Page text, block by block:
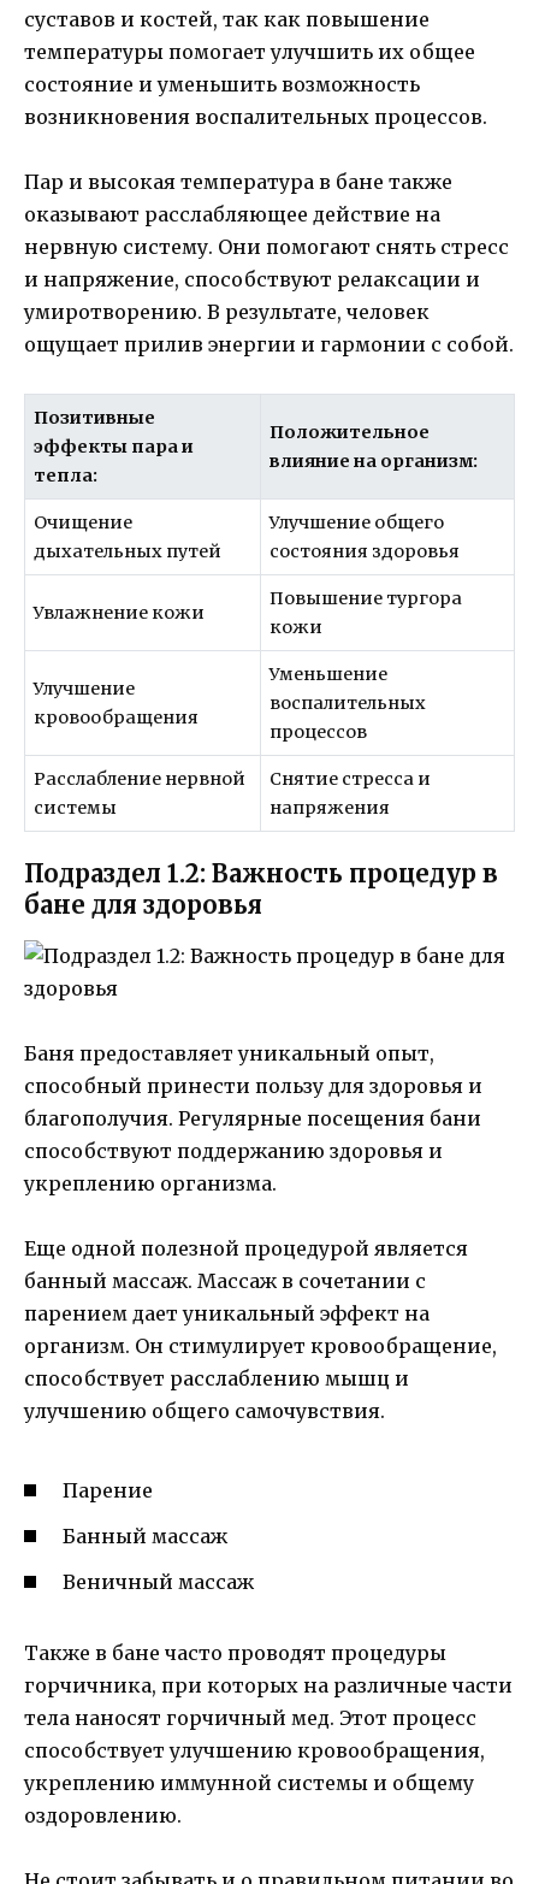
суставов и костей, так как повышение
температуры помогает улучшить их общее
состояние и уменьшить возможность
возникновения воспалительных процессов.
Пар и высокая температура в бане также
оказывают расслабляющее действие на
нервную систему. Они помогают снять стресс
и напряжение, способствуют релаксации и
умиротворению. В результате, человек
ощущает прилив энергии и гармонии с собой.
Позитивные
эффекты пара и
тепла:
Положительное
влияние на организм:
Очищение
дыхательных путей
Улучшение общего
состояния здоровья
Увлажнение кожи
Повышение тургора
кожи
Улучшение
кровообращения
Уменьшение
воспалительных
процессов
Расслабление нервной
системы
Снятие стресса и
напряжения
Подраздел 1.2: Важность процедур в
бане для здоровья
Баня предоставляет уникальный опыт,
способный принести пользу для здоровья и
благополучия. Регулярные посещения бани
способствуют поддержанию здоровья и
укреплению организма.
Еще одной полезной процедурой является
банный массаж. Массаж в сочетании с
парением дает уникальный эффект на
организм. Он стимулирует кровообращение,
способствует расслаблению мышц и
улучшению общего самочувствия.
Парение
Банный массаж
Веничный массаж
Также в бане часто проводят процедуры
горчичника, при которых на различные части
тела наносят горчичный мед. Этот процесс
способствует улучшению кровообращения,
укреплению иммунной системы и общему
оздоровлению.